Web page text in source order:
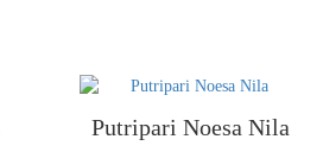
Putripari Noesa Nila